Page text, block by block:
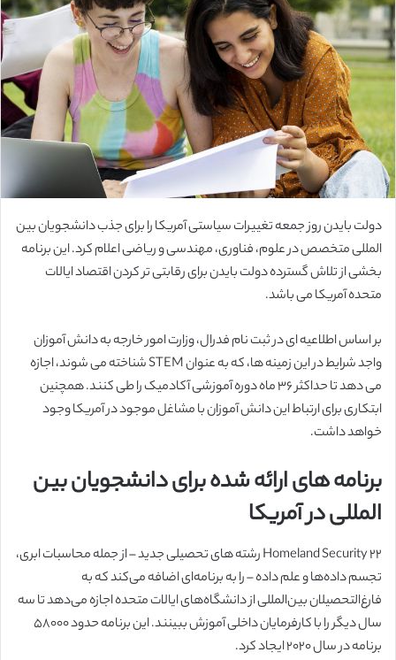
ب
ه
ا
ی
م
ی
ل
دولت بایدن روز جمعه تغییرات سیاستی آمریکا را برای جذب دانشجویان بین
المللی متخصص در علوم، فناوری، مهندسی و ریاضی اعلام کرد. این برنامه
بخشی از تلاش گسترده دولت بایدن برای رقابتی تر کردن اقتصاد ایالات
متحده آمریکا می باشد.
بر اساس اطلاعیه ای در ثبت نام فدرال، وزارت امور خارجه به دانش آموزان
واجد شرایط در این زمینه ها، که به عنوان STEM شناخته می شوند، اجازه
می دهد تا حداکثر 36 ماه دوره آموزشی آکادمیک را طی کنند. همچنین
ابتکاری برای ارتباط این دانش آموزان با مشاغل موجود در آمریکا وجود
خواهد داشت.
برنامه های ارائه شده برای دانشجویان بین
المللی در آمریکا
Homeland Security 22 رشته های تحصیلی جدید – از جمله محاسبات ابری،
تجسم داده‌ها و علم داده – را به برنامه‌ای اضافه می‌کند که به
فارغ‌التحصیلان بین‌المللی از دانشگاه‌های ایالات متحده اجازه می‌دهد تا سه
سال دیگر را با کارفرمایان داخلی آموزش ببینند. این برنامه حدود 58000
برنامه در سال 2020 ایجاد کرد.